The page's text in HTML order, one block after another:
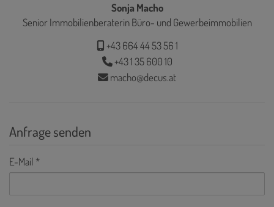
Sonja Macho
Senior Immobilienberaterin Büro- und Gewerbeimmobilien
+43 664 44 53 56 1
+43 1 35 600 10
macho@decus.at
Anfrage senden
E-Mail